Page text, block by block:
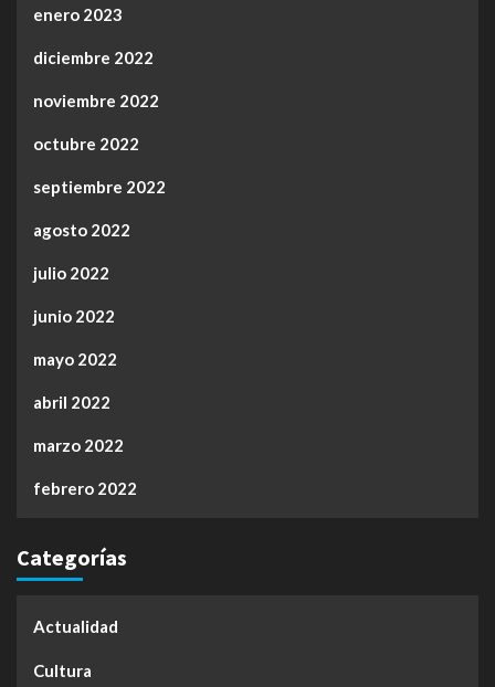
enero 2023
diciembre 2022
noviembre 2022
octubre 2022
septiembre 2022
agosto 2022
julio 2022
junio 2022
mayo 2022
abril 2022
marzo 2022
febrero 2022
Categorías
Actualidad
Cultura